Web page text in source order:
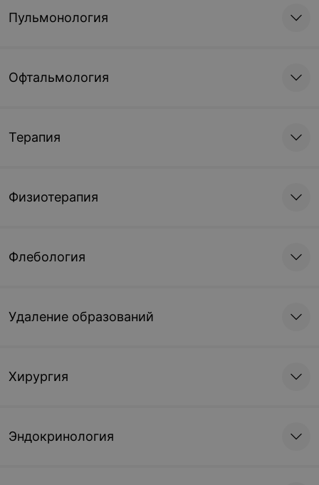
Пульмонология
Офтальмология
Терапия
Физиотерапия
Флебология
Удаление образований
Хирургия
Эндокринология